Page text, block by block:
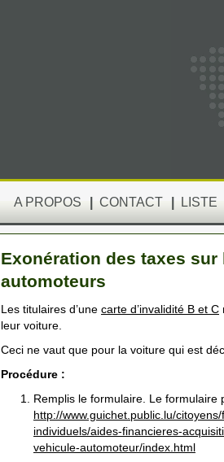
A PROPOS CONTACT LISTE
Exonération des taxes sur
automoteurs
Les titulaires d’une carte d’invalidité B et C
leur voiture.
Ceci ne vaut que pour la voiture qui est
Procédure :
Remplis le formulaire. Le formulaire
http://www.guichet.public.lu/
individuels/aides-financieres-
vehicule-automoteur/index.html